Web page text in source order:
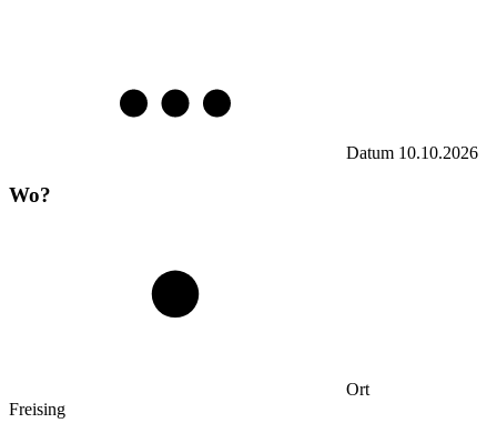
Datum 10.10.2026
Wo?
Ort
Freising